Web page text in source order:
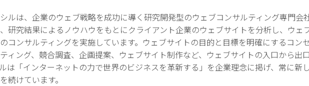
ルは、企業のウェブ戦略を成功に導く研究開発型のウェブコンサルティング専門会
研究結果によるノウハウをもとにクライアント企業のウェブサイトを分析し、ウェ
コンサルティングを実施しています。ウェブサイトの目的と目標を明確にするコン
ィング、競合調査、企画提案、ウェブサイト制作など、ウェブサイトの入口から出
は「インターネットの力で世界のビジネスを革新する」を企業理念に掲げ、常に新
続けています。